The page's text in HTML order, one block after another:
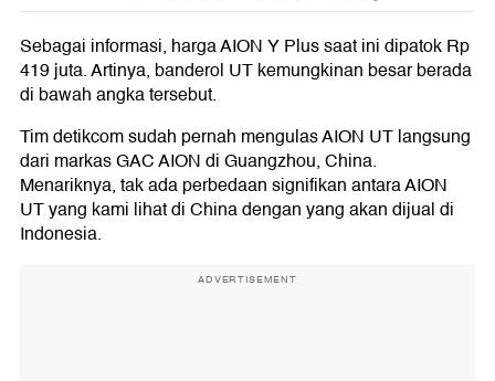
Sebagai informasi, harga AION Y Plus saat ini dipatok Rp
419 juta. Artinya, banderol UT kemungkinan besar berada
di bawah angka tersebut.
Tim detikcom sudah pernah mengulas AION UT langsung
dari markas GAC AION di Guangzhou, China.
Menariknya, tak ada perbedaan signifikan antara AION
UT yang kami lihat di China dengan yang akan dijual di
Indonesia.
ADVERTISEMENT